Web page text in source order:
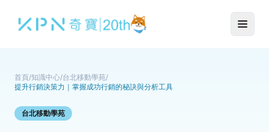
首頁/知識中心/台北移動學苑/
提升行銷決策力｜掌握成功行銷的秘訣與分析工具
台北移動學苑